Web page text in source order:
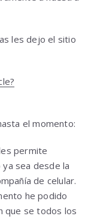
les dejo el sitio
el momento:
permite
sea desde la
de celular.
he podido
que se todos los